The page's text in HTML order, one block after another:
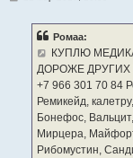
Ромаа:
КУПЛЮ
ДОРОЖЕ ДРУГИХ
‪+7 966 301 70 84‬
Ремикейд,
Бонефос,
Мирцера,
Рибомустин,